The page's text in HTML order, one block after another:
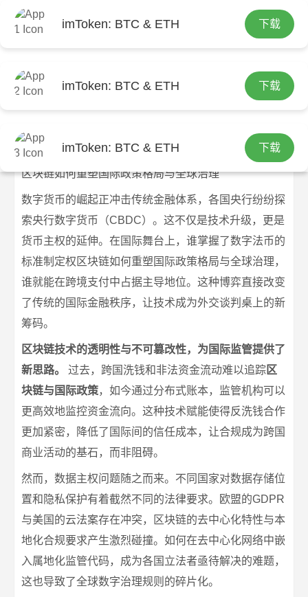
imToken: BTC & ETH 下载
imToken: BTC & ETH 下载
imToken: BTC & ETH 下载
首页
区块链如何重塑国际政策格局与全球治
理
区块链如何重塑国际政策格局与全球治理
数字货币的崛起正冲击传统金融体系，各国央行纷纷探
索央行数字货币（CBDC）。这不仅是技术升级，更是
货币主权的延伸。在国际舞台上，谁掌握了数字法币的
标准制定权区块链如何重塑国际政策格局与全球治理，
谁就能在跨境支付中占据主导地位。这种博弈直接改变
了传统的国际金融秩序，让技术成为外交谈判桌上的新
筹码。
区块链技术的透明性与不可篡改性，为国际监管提供了
新思路。
过去，跨国洗钱和非法资金流动难以追踪区
块链与国际政策，如今通过分布式账本，监管机构可以
更高效地监控资金流向。这种技术赋能使得反洗钱合作
更加紧密，降低了国际间的信任成本，让合规成为跨国
商业活动的基石，而非阻碍。
然而，数据主权问题随之而来。不同国家对数据存储位
置和隐私保护有着截然不同的法律要求。欧盟的GDPR
与美国的云法案存在冲突，区块链的去中心化特性与本
地化合规要求产生激烈碰撞。如何在去中心化网络中嵌
入属地化监管代码，成为各国立法者亟待解决的难题，
这也导致了全球数字治理规则的碎片化。